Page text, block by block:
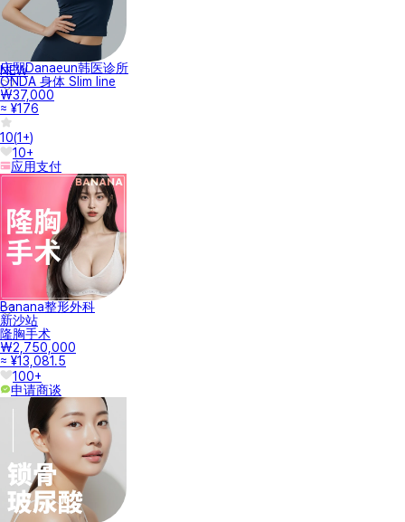
NEW
庆熙Danaeun韩医诊所
ONDA 身体 Slim line
₩37,000
≈ ¥176
10(1+)
10+
应用支付
Banana整形外科
新沙站
隆胸手术
₩2,750,000
≈ ¥13,081.5
100+
申请商谈